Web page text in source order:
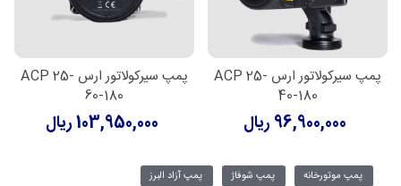
پمپ سیرکولاتور ارس ACP 25-
40-180
96,900,000 ریال
پمپ سیرکولاتور ارس ACP 25-
60-180
103,950,000 ریال
پمپ موتورخانه پمپ شوفاژ پمپ آزاد البرز